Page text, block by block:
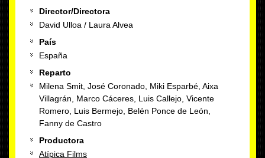
Director/Directora
David Ulloa / Laura Alvea
País
España
Reparto
Milena Smit, José Coronado, Miki Esparbé, Aixa
Villagrán, Marco Cáceres, Luis Callejo, Vicente
Romero, Luis Bermejo, Belén Ponce de León,
Fanny de Castro
Productora
Atípica Films